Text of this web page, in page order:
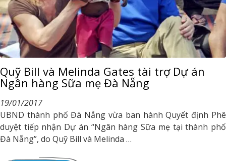
Quỹ Bill và Melinda Gates tài trợ Dự án
Ngân hàng Sữa mẹ Đà Nẵng
19/01/2017
UBND thành phố Đà Nẵng vừa ban hành Quyết định Phê
duyệt tiếp nhận Dự án “Ngân hàng Sữa mẹ tại thành phố
Đà Nẵng”, do Quỹ Bill và Melinda …